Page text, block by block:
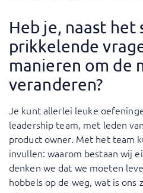
Heb je, naast het
prikkelende
manieren om de
veranderen?
Je kunt allerlei leuke
leadership team, met leden
product owner. Met het team
invullen: waarom bestaan wij
denken we dat we moeten
hobbels op de weg, wat is ons